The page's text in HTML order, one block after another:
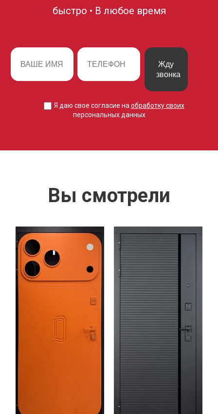
быстро • В любое время
Жду
звонка
Я даю свое согласие на обработку своих
персональных данных
Вы смотрели